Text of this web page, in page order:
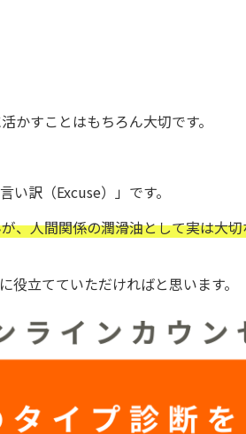
かすことはもちろん大切です。
訳（Excuse）」です。
人間関係の潤滑油として実は大
立てていただければと思います。